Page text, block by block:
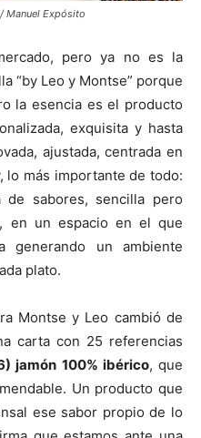
Manuel Expósito
pero ya no es la
“by Leo y Montse” porque
la esencia es el producto
exquisita y hasta
ajustada, centrada en
lo más importante de todo:
de sabores, sencilla pero
en un espacio en el que
generando un ambiente
plato.
Montse y Leo cambió de
carta con 25 referencias
jamón 100% ibérico, que
Un producto que
ese sabor propio de lo